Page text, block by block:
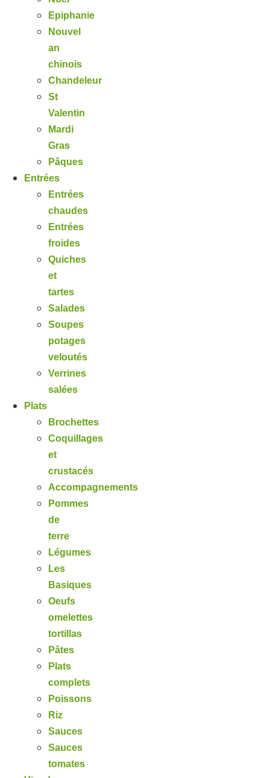
Epiphanie
Nouvel
an
chinois
Chandeleur
St
Valentin
Mardi
Gras
Pâques
Entrées
Entrées
chaudes
Entrées
froides
Quiches
et
tartes
Salades
Soupes
potages
veloutés
Verrines
salées
Plats
Brochettes
Coquillages
et
crustacés
Accompagnements
Pommes
de
terre
Légumes
Les
Basiques
Oeufs
omelettes
tortillas
Pâtes
Plats
complets
Poissons
Riz
Sauces
Sauces
tomates